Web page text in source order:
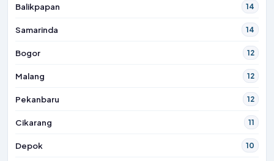
Balikpapan 14
Samarinda 14
Bogor 12
Malang 12
Pekanbaru 12
Cikarang 11
Depok 10